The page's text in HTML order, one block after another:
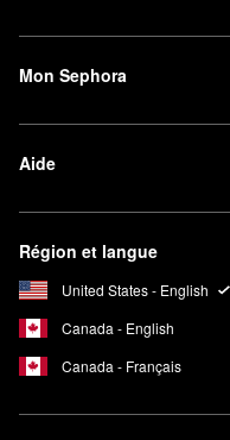
Mon Sephora
Aide
Région et langue
United States - English
Canada - English
Canada - Français